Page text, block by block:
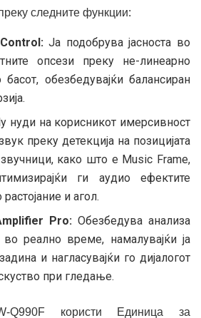
следните функции:
Control:Ја подобрува јасноста во
опсези преку не-линеарно
обезбедувајќи балансиран
нуди на корисникот имерсивност
преку детекција на позицијата
како што е Music Frame,
ги аудио ефектите
и агол.
Pro: Обезбедува анализа
реално време, намалувајќи ја
и нагласувајќи го дијалогот
при гледање.
Q990F користи Единица за